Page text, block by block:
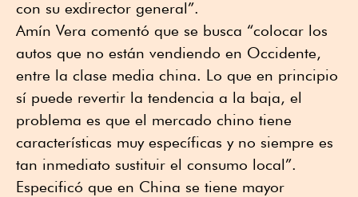
con su exdirector general”.
Amín Vera comentó que se busca “colocar los
autos que no están vendiendo en Occidente,
entre la clase media china. Lo que en principio
sí puede revertir la tendencia a la baja, el
problema es que el mercado chino tiene
características muy específicas y no siempre es
tan inmediato sustituir el consumo local”.
Especificó que en China se tiene mayor